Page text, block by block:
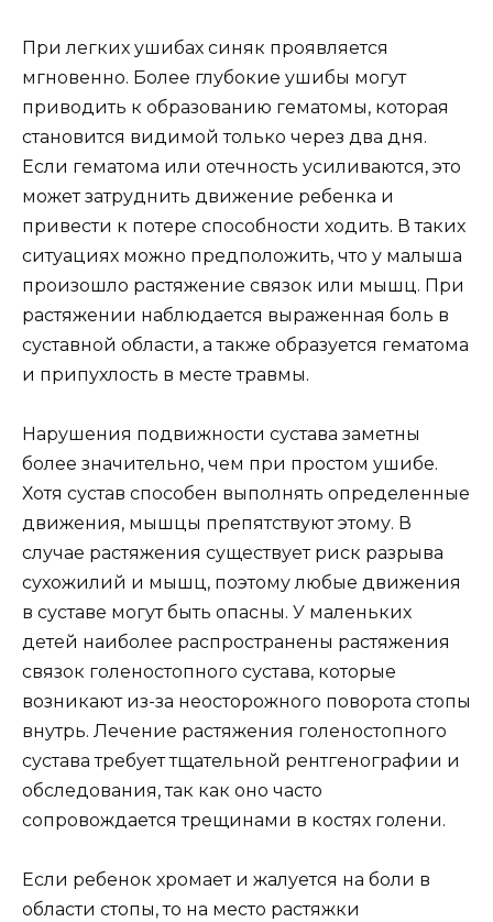
При легких ушибах синяк проявляется
мгновенно. Более глубокие ушибы могут
приводить к образованию гематомы, которая
становится видимой только через два дня.
Если гематома или отечность усиливаются, это
может затруднить движение ребенка и
привести к потере способности ходить. В таких
ситуациях можно предположить, что у малыша
произошло растяжение связок или мышц. При
растяжении наблюдается выраженная боль в
суставной области, а также образуется гематома
и припухлость в месте травмы.
Нарушения подвижности сустава заметны
более значительно, чем при простом ушибе.
Хотя сустав способен выполнять определенные
движения, мышцы препятствуют этому. В
случае растяжения существует риск разрыва
сухожилий и мышц, поэтому любые движения
в суставе могут быть опасны. У маленьких
детей наиболее распространены растяжения
связок голеностопного сустава, которые
возникают из-за неосторожного поворота стопы
внутрь. Лечение растяжения голеностопного
сустава требует тщательной рентгенографии и
обследования, так как оно часто
сопровождается трещинами в костях голени.
Если ребенок хромает и жалуется на боли в
области стопы, то на место растяжки